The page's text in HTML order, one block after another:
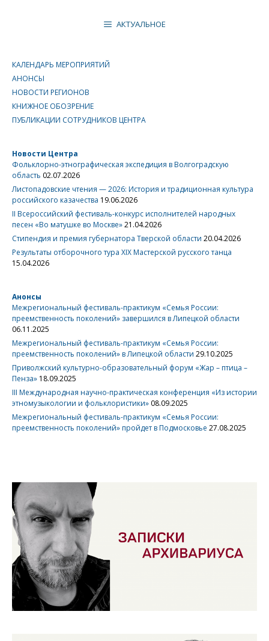
АКТУАЛЬНОЕ
КАЛЕНДАРЬ МЕРОПРИЯТИЙ
АНОНСЫ
НОВОСТИ РЕГИОНОВ
КНИЖНОЕ ОБОЗРЕНИЕ
ПУБЛИКАЦИИ СОТРУДНИКОВ ЦЕНТРА
Новости Центра
Фольклорно-этнографическая экспедиция в Волгоградскую
область 02.07.2026
Листопадовские чтения — 2026: История и традиционная культура
российского казачества 19.06.2026
II Всероссийский фестиваль-конкурс исполнителей народных
песен «Во матушке во Москве»21.04.2026
Стипендия и премия губернатора Тверской области 20.04.2026
Результаты отборочного тура XIX Мастерской русского танца
15.04.2026
Анонсы
Межрегиональный фестиваль-практикум «Семья России:
преемственность поколений» завершился в Липецкой области
06.11.2025
Межрегиональный фестиваль-практикум «Семья России:
преемственность поколений» в Липецкой области 29.10.2025
Приволжский культурно-образовательный форум «Жар – птица –
Пенза» 18.09.2025
III Международная научно-практическая конференция «Из истории
этномузыкологии и фольклористики» 08.09.2025
Межрегиональный фестиваль-практикум «Семья России:
преемственность поколений» пройдет в Подмосковье 27.08.2025